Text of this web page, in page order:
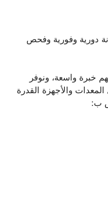
دورية وفورية وفحص
خبرة واسعة، ونوفر
والأجهزة القدرة
ب: